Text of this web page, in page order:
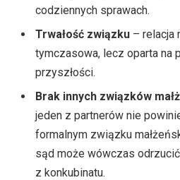
codziennych sprawach.
Trwałość związku – relacja
tymczasowa, lecz oparta na
przyszłości.
Brak innych związków
jeden z partnerów nie
formalnym związku
sąd może wówczas
z konkubinatu.